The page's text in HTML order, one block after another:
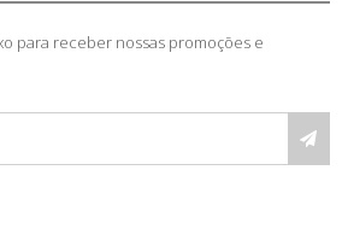
para receber nossas promoções e